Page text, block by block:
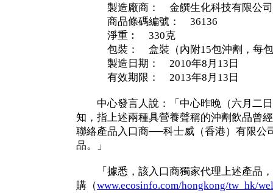
製造廠商： 金饌生化科技有限公司
商品條碼編號： 36136
淨重︰ 330克
包裝： 盒裝（內附15包沖劑，每包
製造日期： 2010年8月13日
有效期限： 2013年8月13日
中心發言人說：「中心昨晚（六月二日
知，指上述兩種具營養聲稱的沖劑飲品曾
聯絡產品入口商──科士威（香港）有限公
品。」
「據悉，該入口商獨家代理上述產品，
購（www.ecosinfo.com/hongkong/tw_hk/